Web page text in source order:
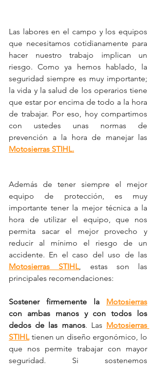
Las labores en el campo y los equipos
que necesitamos cotidianamente para
hacer nuestro trabajo implican un
riesgo. Como ya hemos hablado, la
seguridad siempre es muy importante;
la vida y la salud de los operarios tiene
que estar por encima de todo a la hora
de trabajar. Por eso, hoy compartimos
con ustedes unas normas de
Motosierras STIHL.
Además de tener siempre el mejor
equipo de protección, es muy
importante tener la mejor técnica a la
hora de utilizar el equipo, que nos
permita sacar el mejor provecho y
reducir al mínimo el riesgo de un
Motosierras STIHL, estas son las
principales recomendaciones:
Sostener firmemente la Motosierras
con ambas manos y con todos los
dedos de las manos. Las Motosierras
STIHL tienen un diseño ergonómico, lo
que nos permite trabajar con mayor
seguridad. Si sostenemos